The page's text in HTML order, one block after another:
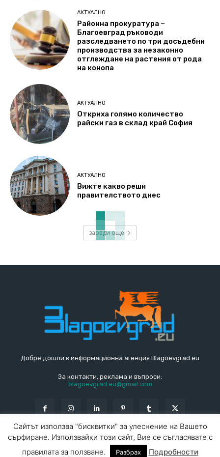
АКТУАЛНО
Районна прокуратура –
Благоевград ръководи
разследването по три досъдебни
производства за незаконно
отглеждане на растения от рода
на конопа
АКТУАЛНО
Откриха голямо количество
райски газ в склад край София
АКТУАЛНО
Вижте какво реши
правителството днес
зареди още
Добре дошли в информационна агенция Blagoevgrad.eu
За контакти, реклама и въпроси:
blagoevgrad.eu@gmail.com
© Blagoevgrad.EU 2010 - 2026 Общи условия |
Сайтът използва "бисквитки" за улеснение на Вашето
сърфиране. Използвайки този сайт, Вие се съгласявате с
правилата за ползване.
Разбрах Подробности